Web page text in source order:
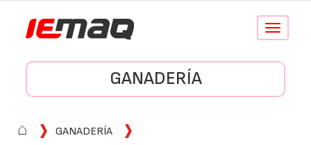
Conmutar
GANADERÍA
⌂
GANADERÍA